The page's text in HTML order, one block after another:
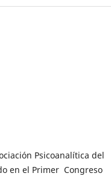
Psicoanalítica del
en el Primer Congreso